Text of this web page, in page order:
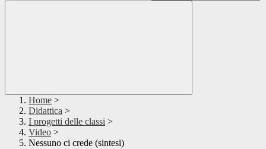
Home >
Didattica >
I progetti delle classi >
Video >
Nessuno ci crede (sintesi)